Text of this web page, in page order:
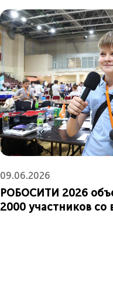
09.06.2026
РОБОСИТИ 2026
2000 участников со